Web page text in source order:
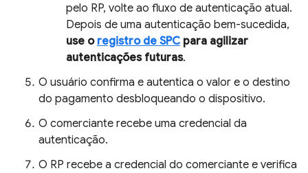
pelo RP, volte ao fluxo de autenticação atual.
Depois de uma autenticação bem-sucedida,
use o registro de SPC para agilizar
autenticações futuras.
O usuário confirma e autentica o valor e o destino
do pagamento desbloqueando o dispositivo.
O comerciante recebe uma credencial da
autenticação.
O RP recebe a credencial do comerciante e verifica